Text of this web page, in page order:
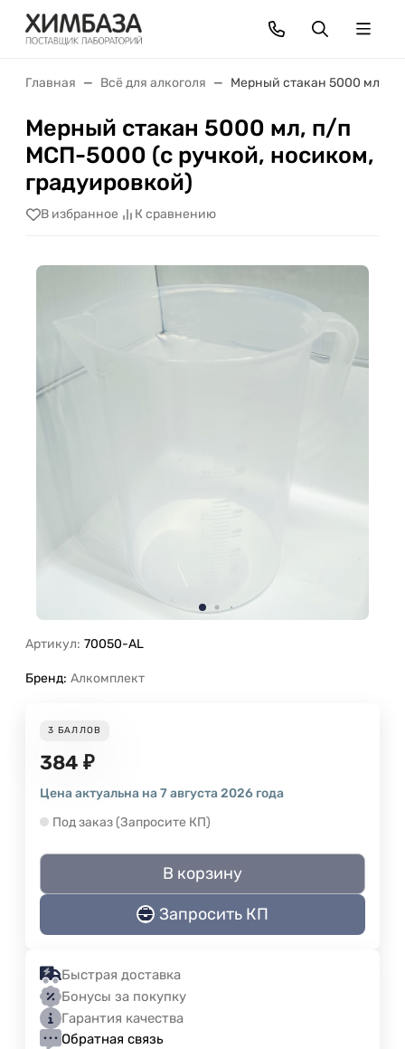
Главная Всё для алкоголя Мерный стакан 5000 мл, п/
Мерный стакан 5000 мл, п/п
МСП-5000 (с ручкой, носиком,
градуировкой)
В избранное К сравнению
Артикул: 70050-AL
Бренд: Алкомплект
3 БАЛЛОВ
384 ₽
Цена актуальна на 7 августа 2026 года
Под заказ (Запросите КП)
В корзину
Запросить КП
Быстрая доставка
Бонусы за покупку
Гарантия качества
Обратная связь